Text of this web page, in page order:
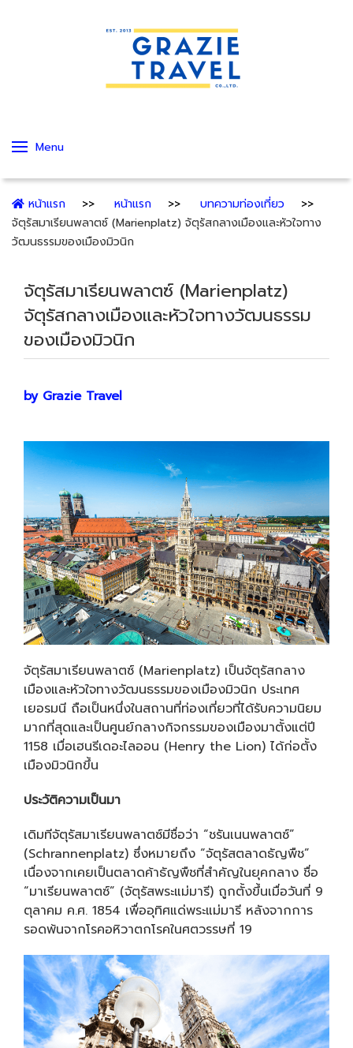
Menu
หน้าแรก หน้าแรก
บทความท่องเที่ยว
จัตุรัสมาเรียนพลาตซ์ (Marienplatz) จัตุรัสกลางเมืองและหัวใจทาง
วัฒนธรรมของเมืองมิวนิก
จัตุรัสมาเรียนพลาตซ์ (Marienplatz)
จัตุรัสกลางเมืองและหัวใจทางวัฒนธรรม
ของเมืองมิวนิก
by Grazie Travel
จัตุรัสมาเรียนพลาตซ์ (Marienplatz) เป็นจัตุรัสกลาง
เมืองและหัวใจทางวัฒนธรรมของเมืองมิวนิก ประเทศ
เยอรมนี ถือเป็นหนึ่งในสถานที่ท่องเที่ยวที่ได้รับความนิยม
มากที่สุดและเป็นศูนย์กลางกิจกรรมของเมืองมาตั้งแต่ปี
1158 เมื่อเฮนรีเดอะไลออน (Henry the Lion) ได้ก่อตั้ง
เมืองมิวนิกขึ้น
ประวัติความเป็นมา
เดิมทีจัตุรัสมาเรียนพลาตซ์มีชื่อว่า “ชรันเนนพลาตซ์”
(Schrannenplatz) ซึ่งหมายถึง “จัตุรัสตลาดธัญพืช”
เนื่องจากเคยเป็นตลาดค้าธัญพืชที่สำคัญในยุคกลาง ชื่อ
“มาเรียนพลาตซ์” (จัตุรัสพระแม่มารี) ถูกตั้งขึ้นเมื่อวันที่ 9
ตุลาคม ค.ศ. 1854 เพื่ออุทิศแด่พระแม่มารี หลังจากการ
รอดพ้นจากโรคอหิวาตกโรคในศตวรรษที่ 19